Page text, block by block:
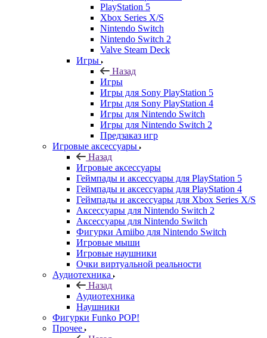
PlayStation 5
Xbox Series X/S
Nintendo Switch
Nintendo Switch 2
Valve Steam Deck
Игры
Назад
Игры
Игры для Sony PlayStation 5
Игры для Sony PlayStation 4
Игры для Nintendo Switch
Игры для Nintendo Switch 2
Предзаказ игр
Игровые аксессуары
Назад
Игровые аксессуары
Геймпады и аксессуары для PlayStation 5
Геймпады и аксессуары для PlayStation 4
Геймпады и аксессуары для Xbox Series X/S
Аксессуары для Nintendo Switch 2
Аксессуары для Nintendo Switch
Фигурки Amiibo для Nintendo Switch
Игровые мыши
Игровые наушники
Очки виртуальной реальности
Аудиотехника
Назад
Аудиотехника
Наушники
Фигурки Funko POP!
Прочее